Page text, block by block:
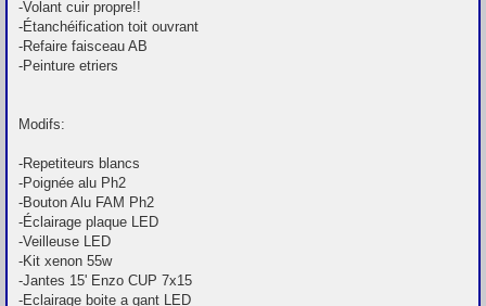
-Volant cuir propre!!
-Étanchéification toit ouvrant
-Refaire faisceau AB
-Peinture etriers
Modifs:
-Repetiteurs blancs
-Poignée alu Ph2
-Bouton Alu FAM Ph2
-Éclairage plaque LED
-Veilleuse LED
-Kit xenon 55w
-Jantes 15' Enzo CUP 7x15
-Eclairage boite a gant LED